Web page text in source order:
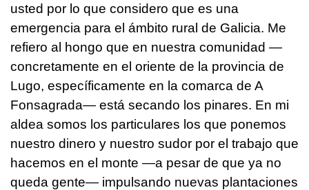
usted por lo que considero que es una
emergencia para el ámbito rural de Galicia. Me
refiero al hongo que en nuestra comunidad —
concretamente en el oriente de la provincia de
Lugo, específicamente en la comarca de A
Fonsagrada— está secando los pinares. En mi
aldea somos los particulares los que ponemos
nuestro dinero y nuestro sudor por el trabajo que
hacemos en el monte —a pesar de que ya no
queda gente— impulsando nuevas plantaciones